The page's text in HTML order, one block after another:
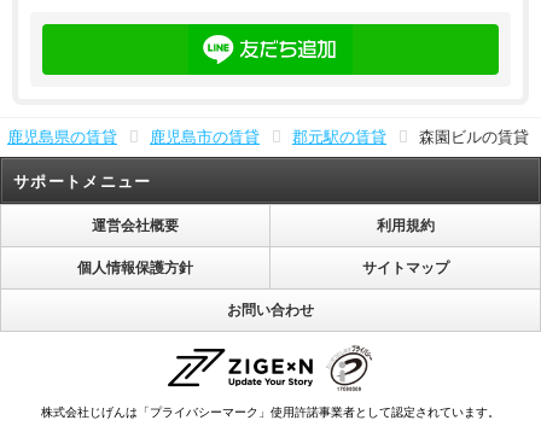
鹿児島県の賃貸 鹿児島市の賃貸 郡元駅の賃貸 森園ビルの賃貸
サポートメニュー
運営会社概要 利用規約
個人情報保護方針 サイトマップ
お問い合わせ
株式会社じげんは「プライバシーマーク」使用許諾事業者として認定されています。